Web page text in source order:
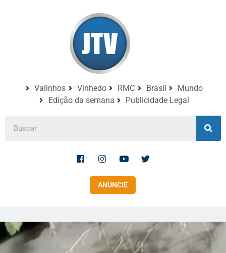
Valinhos Vinhedo RMC Brasil
Mundo
Edição da semana
Publicidade Legal
ANUNCIE